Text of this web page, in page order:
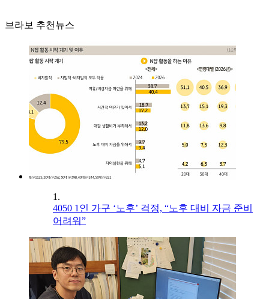
브라보 추천뉴스
1.
4050 1인 가구 ‘노후’ 걱정, “노후 대비 자금 준비
어려워”